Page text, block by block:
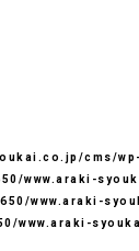
cms/
www.araki-
www.araki-
www.araki-